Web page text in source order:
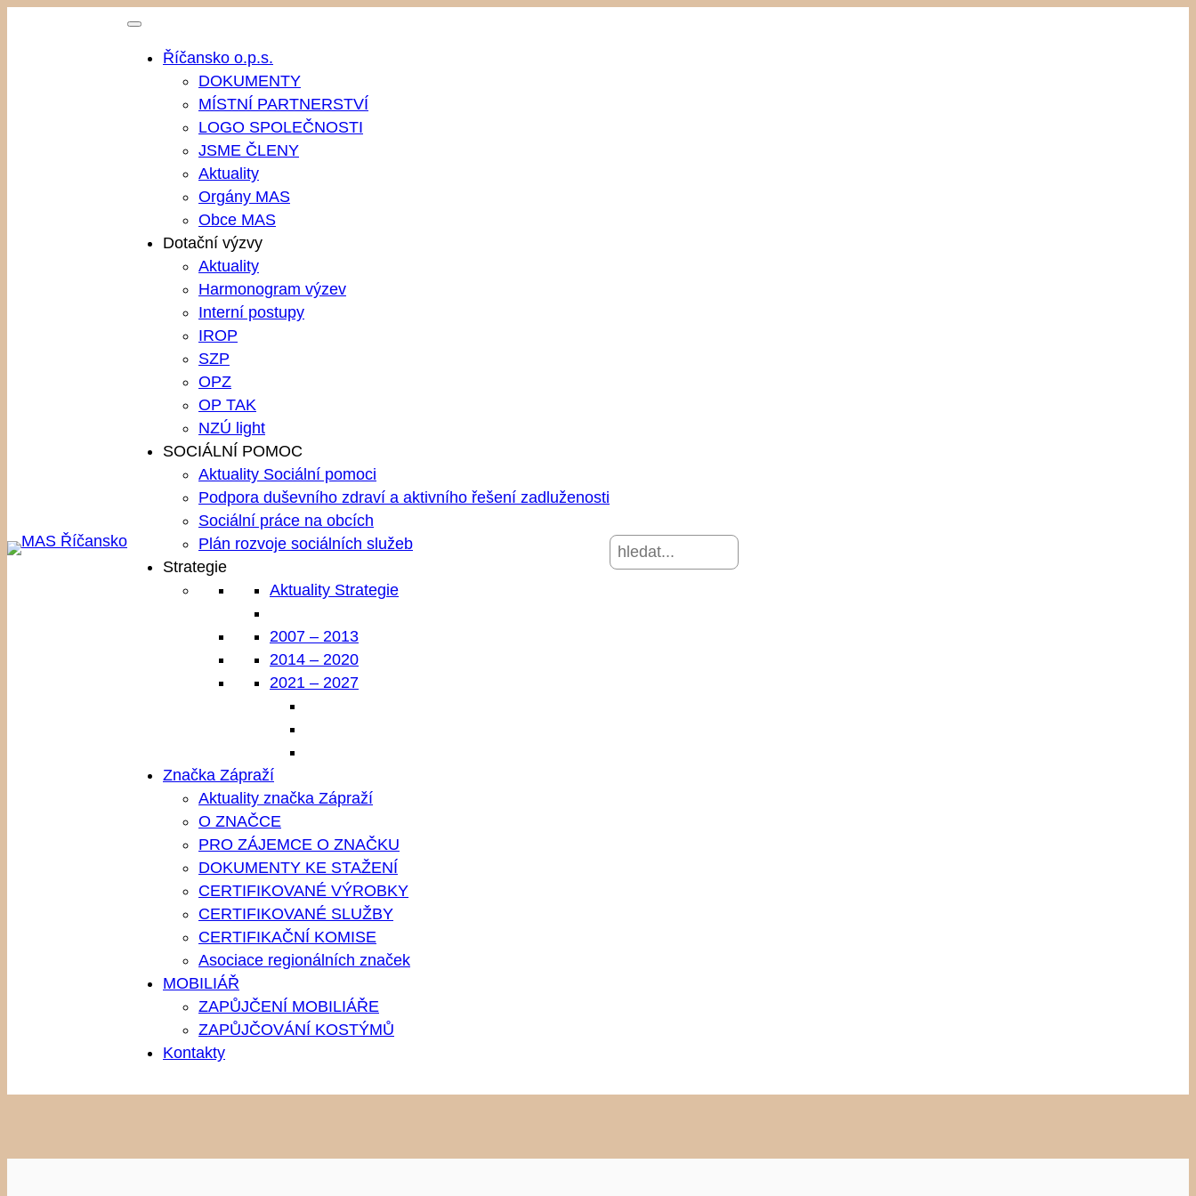
Říčansko o.p.s.
DOKUMENTY
MÍSTNÍ PARTNERSTVÍ
LOGO SPOLEČNOSTI
JSME ČLENY
Aktuality
Orgány MAS
Obce MAS
Dotační výzvy
Aktuality
Harmonogram výzev
Interní postupy
IROP
SZP
OPZ
OP TAK
NZÚ light
SOCIÁLNÍ POMOC
Aktuality Sociální pomoci
Podpora duševního zdraví a aktivního řešení zadluženosti
Sociální práce na obcích
Plán rozvoje sociálních služeb
Strategie
Aktuality Strategie
2007 – 2013
2014 – 2020
2021 – 2027
Značka Zápraží
Aktuality značka Zápraží
O ZNAČCE
PRO ZÁJEMCE O ZNAČKU
DOKUMENTY KE STAŽENÍ
CERTIFIKOVANÉ VÝROBKY
CERTIFIKOVANÉ SLUŽBY
CERTIFIKAČNÍ KOMISE
Asociace regionálních značek
MOBILIÁŘ
ZAPŮJČENÍ MOBILIÁŘE
ZAPŮJČOVÁNÍ KOSTÝMŮ
Kontakty
Hledat